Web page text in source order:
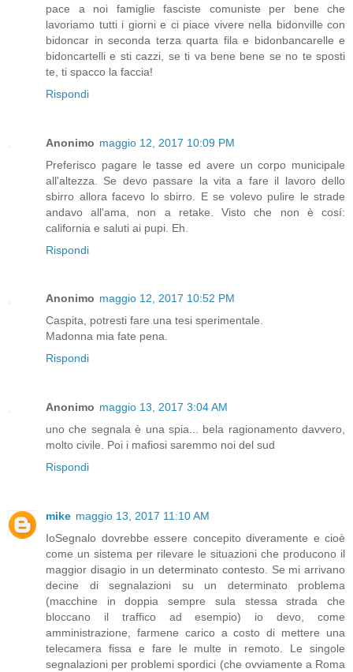
pace a noi famiglie fasciste comuniste per bene che
lavoriamo tutti i giorni e ci piace vivere nella bidonville con
bidoncar in seconda terza quarta fila e bidonbancarelle e
bidoncartelli e sti cazzi, se ti va bene bene se no te sposti
te, ti spacco la faccia!
Rispondi
Anonimo maggio 12, 2017 10:09 PM
Preferisco pagare le tasse ed avere un corpo municipale
all'altezza. Se devo passare la vita a fare il lavoro dello
sbirro allora facevo lo sbirro. E se volevo pulire le strade
andavo all'ama, non a retake. Visto che non è cosí:
california e saluti ai pupi. Eh.
Rispondi
Anonimo maggio 12, 2017 10:52 PM
Caspita, potresti fare una tesi sperimentale.
Madonna mia fate pena.
Rispondi
Anonimo maggio 13, 2017 3:04 AM
uno che segnala è una spia... bela ragionamento davvero,
molto civile. Poi i mafiosi saremmo noi del sud
Rispondi
mike maggio 13, 2017 11:10 AM
IoSegnalo dovrebbe essere concepito diveramente e cioè
come un sistema per rilevare le situazioni che producono il
maggior disagio in un determinato contesto. Se mi arrivano
decine di segnalazioni su un determinato problema
(macchine in doppia sempre sula stessa strada che
bloccano il traffico ad esempio) io devo, come
amministrazione, farmene carico a costo di mettere una
telecamera fissa e fare le multe in remoto. Le singole
segnalazioni per problemi spordici (che ovviamente a Roma